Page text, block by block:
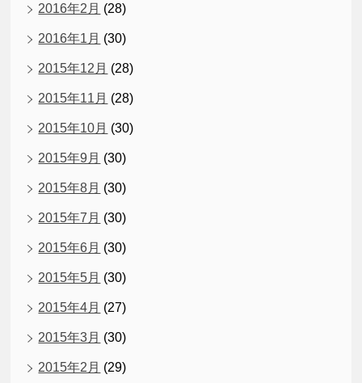
2016年2月 (28)
2016年1月 (30)
2015年12月 (28)
2015年11月 (28)
2015年10月 (30)
2015年9月 (30)
2015年8月 (30)
2015年7月 (30)
2015年6月 (30)
2015年5月 (30)
2015年4月 (27)
2015年3月 (30)
2015年2月 (29)